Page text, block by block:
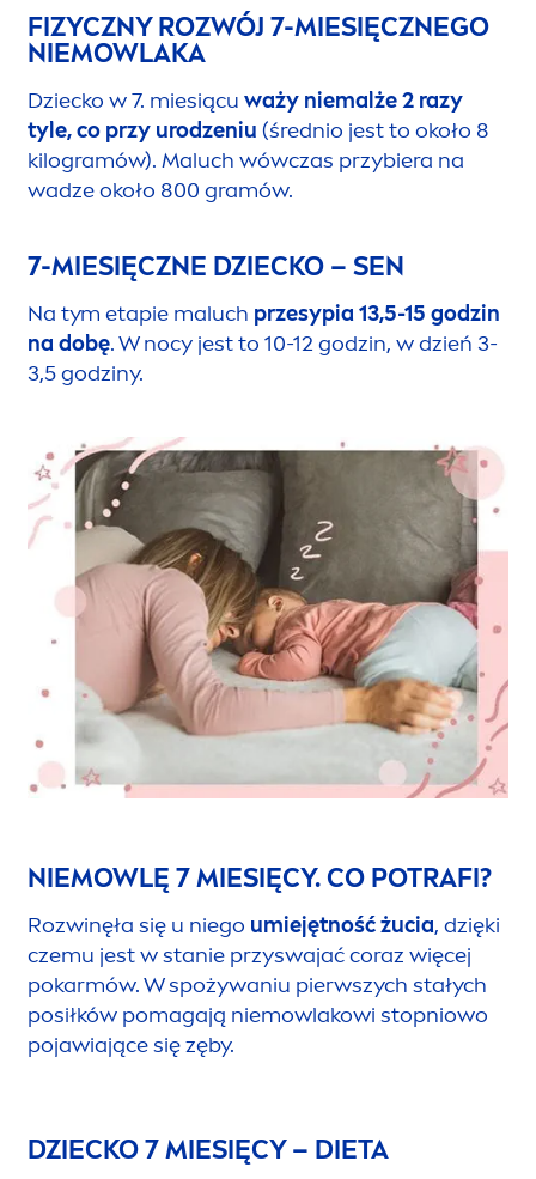
FIZYCZNY ROZWÓJ 7-MIESIĘCZNEGO
NIEMOWLAKA
Dziecko w 7. miesiącu waży niemalże 2 razy
tyle, co przy urodzeniu (średnio jest to około 8
kilogramów). Maluch wówczas przybiera na
wadze około 800 gramów.
7-MIESIĘCZNE DZIECKO – SEN
Na tym etapie maluch przesypia 13,5-15 godzin
na dobę. W nocy jest to 10-12 godzin, w dzień 3-
3,5 godziny.
NIEMOWLĘ 7 MIESIĘCY. CO POTRAFI?
Rozwinęła się u niego umiejętność żucia, dzięki
czemu jest w stanie przyswajać coraz więcej
pokarmów. W spożywaniu pierwszych stałych
posiłków pomagają niemowlakowi stopniowo
pojawiające się zęby.
DZIECKO 7 MIESIĘCY – DIETA